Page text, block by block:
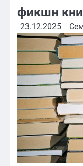
фикшн
23.12.2025